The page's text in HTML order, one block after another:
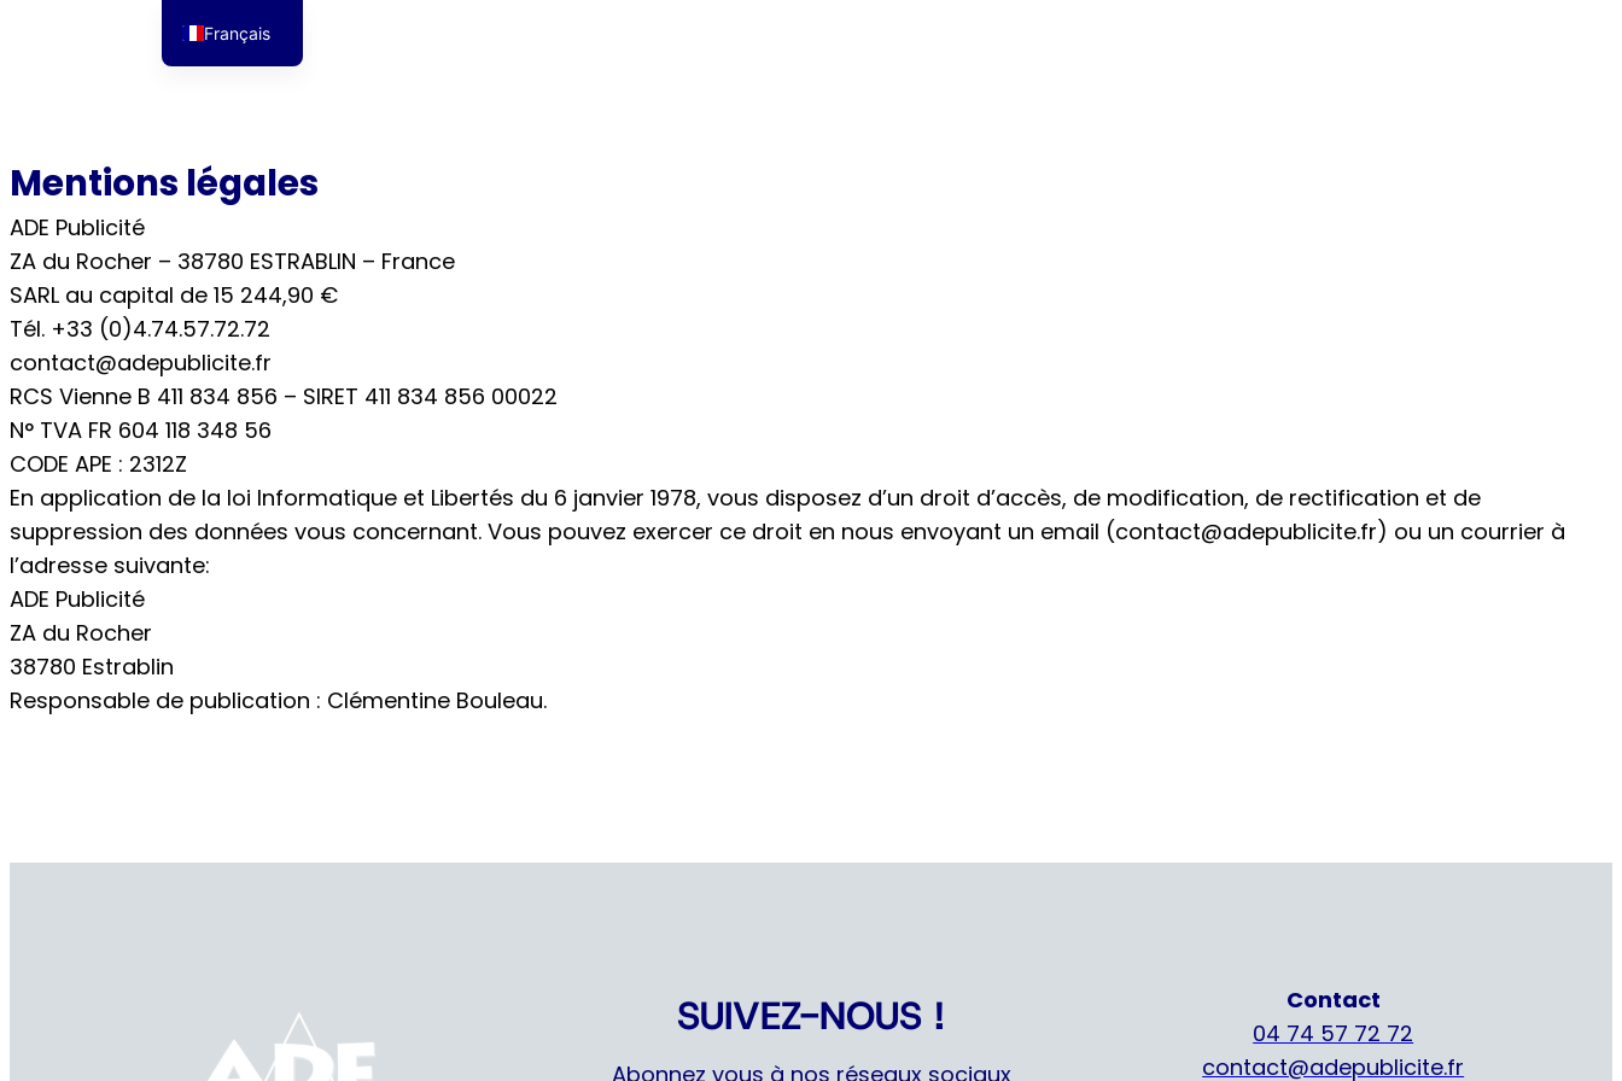
Mentions légales
ADE Publicité
ZA du Rocher – 38780 ESTRABLIN – France
SARL au capital de 15 244,90 €
Tél. +33 (0)4.74.57.72.72
contact@adepublicite.fr
RCS Vienne B 411 834 856 – SIRET 411 834 856 00022
N° TVA FR 604 118 348 56
CODE APE : 2312Z
En application de la loi Informatique et Libertés du 6 janvier 1978, vous disposez d’un droit d’accès, de modification, de rectification et de
suppression des données vous concernant. Vous pouvez exercer ce droit en nous envoyant un email (contact@adepublicite.fr) ou un courrier à
l’adresse suivante:
ADE Publicité
ZA du Rocher
38780 Estrablin
Responsable de publication : Clémentine Bouleau.
SUIVEZ-NOUS !
Abonnez vous à nos réseaux sociaux
Contact
04 74 57 72 72
contact@adepublicite.fr
Français
English